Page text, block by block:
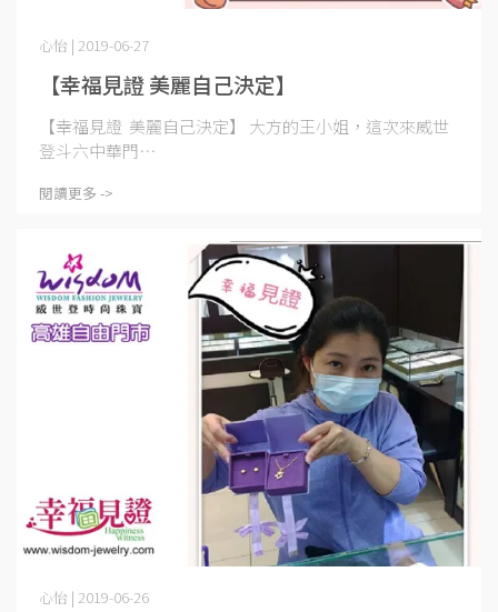
【幸福見證 美麗自己決定】
心怡 | 2019-06-27
【幸福見證 美麗自己決定】 大方的王小姐，這次來威世
登斗六中華門⋯
閱讀更多 ->
心怡 | 2019-06-26